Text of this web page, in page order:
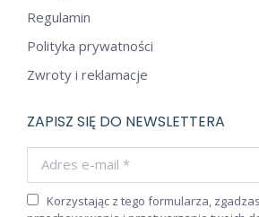
Regulamin
Polityka prywatności
Zwroty i reklamacje
ZAPISZ SIĘ DO NEWSLETTERA
Korzystając z tego formularza,